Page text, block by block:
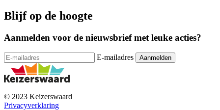
Blijf op de hoogte
Aanmelden voor de nieuwsbrief met leuke acties?
E-mailadres
© 2023 Keizerswaard
Privacyverklaring